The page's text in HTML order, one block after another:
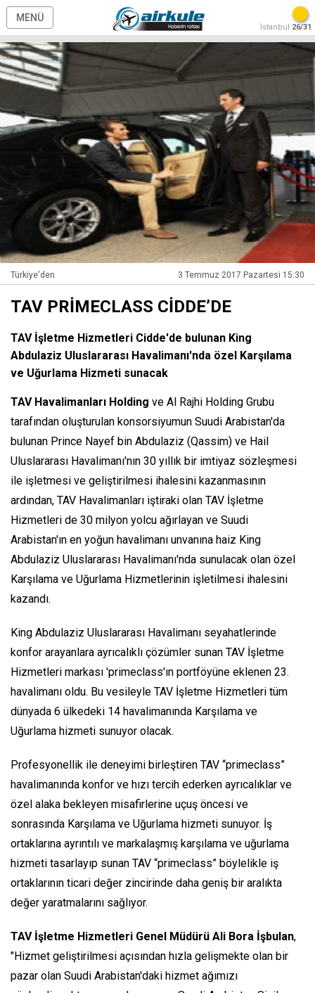
MENÜ
İstanbul 26/31
Türkiye'den 3 Temmuz 2017 Pazartesi 15:30
TAV PRİMECLASS CİDDE’DE
TAV İşletme Hizmetleri Cidde'de bulunan King
Abdulaziz Uluslararası Havalimanı'nda özel Karşılama
ve Uğurlama Hizmeti sunacak
TAV Havalimanları Holding ve Al Rajhi Holding Grubu
tarafından oluşturulan konsorsiyumun Suudi Arabistan'da
bulunan Prince Nayef bin Abdulaziz (Qassim) ve Hail
Uluslararası Havalimanı'nın 30 yıllık bir imtiyaz sözleşmesi
ile işletmesi ve geliştirilmesi ihalesini kazanmasının
ardından, TAV Havalimanları iştiraki olan TAV İşletme
Hizmetleri de 30 milyon yolcu ağırlayan ve Suudi
Arabistan'ın en yoğun havalimanı unvanına haiz King
Abdulaziz Uluslararası Havalimanı'nda sunulacak olan özel
Karşılama ve Uğurlama Hizmetlerinin işletilmesi ihalesini
kazandı.
King Abdulaziz Uluslararası Havalimanı seyahatlerinde
konfor arayanlara ayrıcalıklı çözümler sunan TAV İşletme
Hizmetleri markası 'primeclass'ın portföyüne eklenen 23.
havalimanı oldu. Bu vesileyle TAV İşletme Hizmetleri tüm
dünyada 6 ülkedeki 14 havalimanında Karşılama ve
Uğurlama hizmeti sunuyor olacak.
Profesyonellik ile deneyimi birleştiren TAV “primeclass”
havalimanında konfor ve hızı tercih ederken ayrıcalıklar ve
özel alaka bekleyen misafirlerine uçuş öncesi ve
sonrasında Karşılama ve Uğurlama hizmeti sunuyor. İş
ortaklarına ayrıntılı ve markalaşmış karşılama ve uğurlama
hizmeti tasarlayıp sunan TAV “primeclass” böylelikle iş
ortaklarının ticari değer zincirinde daha geniş bir aralıkta
değer yaratmalarını sağlıyor.
TAV İşletme Hizmetleri Genel Müdürü Ali Bora İşbulan,
"Hizmet geliştirilmesi açısından hızla gelişmekte olan bir
pazar olan Suudi Arabistan'daki hizmet ağımızı